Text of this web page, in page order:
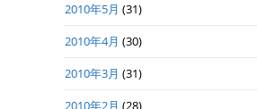
2010年5月 (31)
2010年4月 (30)
2010年3月 (31)
2010年2月 (28)